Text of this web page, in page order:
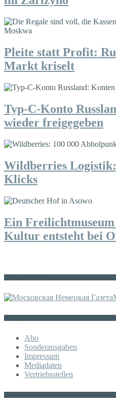
Pleite statt Profit:
Markt kriselt
Typ-C-Konto
wieder freigegeben
Wildberries Logistik:
Klicks
Ein
Kultur entsteht bei
Abo
Sonderausgaben
Impressum
Mediadaten
Vertriebsstellen